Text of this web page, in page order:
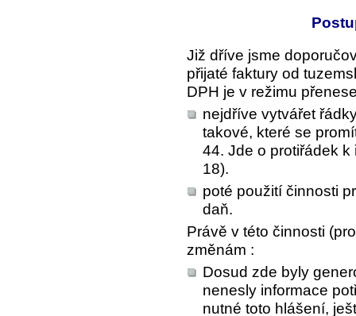
Již dříve jsme
přijaté faktury od
DPH je v režimu
nejdříve vytvářet
takové, které se
44. Jde o protiřádek
18).
poté použití činnosti
daň.
Právě v této činnosti
změnám :
Dosud zde byly
nenesly informace
nutné toto hlášení,